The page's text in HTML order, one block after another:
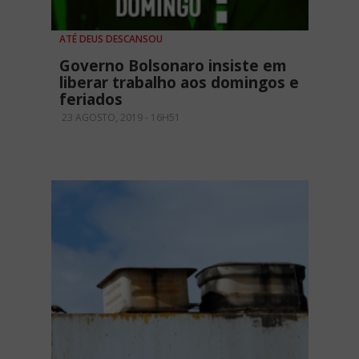
ATÉ DEUS DESCANSOU
Governo Bolsonaro insiste em
liberar trabalho aos domingos e
feriados
23 AGOSTO, 2019 - 16H51